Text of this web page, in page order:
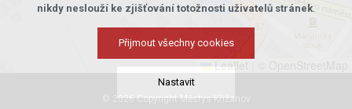
Leaflet
© 2026 Copyright Městys Křižanov
nikdy neslouží ke zjišťování totožnosti uživatelů stránek.
Přijmout všechny cookies
Nastavit